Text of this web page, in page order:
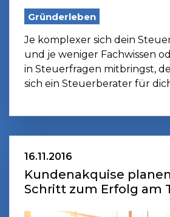
Gründerleben
Je komplexer sich dein
und je weniger Fachwissen
in Steuerfragen mitbringst,
sich ein Steuerberater für
16.11.2016
Kundenakquise
Schritt zum Erfolg am